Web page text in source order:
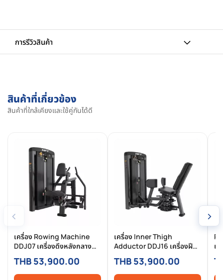
การรีวิวสินค้า
สินค้าที่เกี่ยวข้อง
สินค้าที่ใกล้เคียงและใช้คู่กันได้ดี
‹
เครื่อง Rowing Machine
DDJ07 เครื่องดึงหลังกลาง
Pin-Selected Commercial
สำหรับฟิตเนสมืออาชีพ
THB 53,900.00
เครื่อง Inner Thigh
Adductor DDJ16 เครื่องฝึก
ต้นขาด้านใน Pin-Selected
Commercial สำหรับฟิตเนส
มืออาชีพ
THB 53,900.00
เ
›